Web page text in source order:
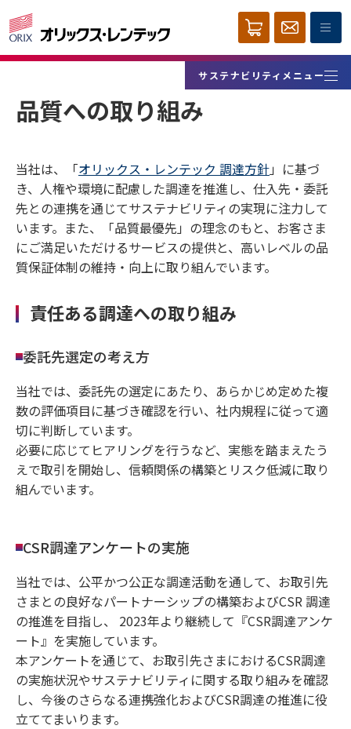
サステナビリティメニュー
品質への取り組み
当社は、「オリックス・レンテック 調達方針」に基づ
き、人権や環境に配慮した調達を推進し、仕入先・委託
先との連携を通じてサステナビリティの実現に注力して
います。また、「品質最優先」の理念のもと、お客さま
にご満足いただけるサービスの提供と、高いレベルの品
質保証体制の維持・向上に取り組んでいます。
責任ある調達への取り組み
委託先選定の考え方
当社では、委託先の選定にあたり、あらかじめ定めた複
数の評価項目に基づき確認を行い、社内規程に従って適
切に判断しています。
必要に応じてヒアリングを行うなど、実態を踏まえたう
えで取引を開始し、信頼関係の構築とリスク低減に取り
組んでいます。
CSR調達アンケートの実施
当社では、公平かつ公正な調達活動を通して、お取引先
さまとの良好なパートナーシップの構築およびCSR 調達
の推進を目指し、 2023年より継続して『CSR調達アンケ
ート』を実施しています。
本アンケートを通じて、お取引先さまにおけるCSR調達
の実施状況やサステナビリティに関する取り組みを確認
し、今後のさらなる連携強化およびCSR調達の推進に役
立ててまいります。